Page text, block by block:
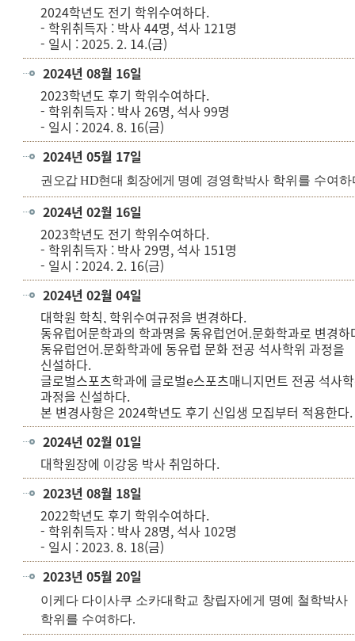
2024학년도 전기 학위수여하다.
- 학위취득자 : 박사 44명, 석사 121명
- 일시 : 2025. 2. 14.(금)
2024년 08월 16일
2023학년도 후기 학위수여하다.
- 학위취득자 : 박사 26명, 석사 99명
- 일시 : 2024. 8. 16(금)
2024년 05월 17일
권오갑 HD현대 회장에게 명예 경영학박사 학위를 수여하
2024년 02월 16일
2023학년도 전기 학위수여하다.
- 학위취득자 : 박사 29명, 석사 151명
- 일시 : 2024. 2. 16(금)
2024년 02월 04일
대학원 학칙, 학위수여규정을 변경하다.
동유럽어문학과의 학과명을 동유럽언어.문화학과로 변경하
동유럽언어.문화학과에 동유럽 문화 전공 석사학위 과정을
신설하다.
글로벌스포츠학과에 글로벌e스포츠매니지먼트 전공 석사
과정을 신설하다.
본 변경사항은 2024학년도 후기 신입생 모집부터 적용한다.
2024년 02월 01일
대학원장에 이강웅 박사 취임하다.
2023년 08월 18일
2022학년도 후기 학위수여하다.
- 학위취득자 : 박사 28명, 석사 102명
- 일시 : 2023. 8. 18(금)
2023년 05월 20일
이케다 다이사쿠 소카대학교 창립자에게 명예 철학박사
학위를 수여하다.